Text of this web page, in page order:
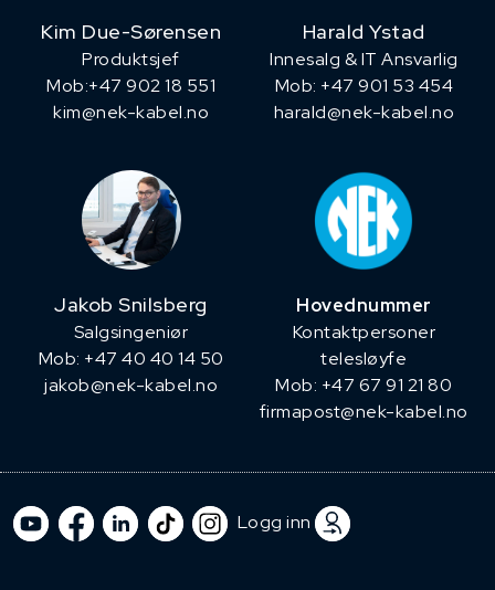
Kim Due-Sørensen
Produktsjef
​Mob:+47 902 18 551
kim@nek-kabel.no
Harald Ystad
Innesalg & IT Ansvarlig
Mob: +47 901 53 454
harald@nek-kabel.no
Jakob Snilsberg
​Salgsingeniør
Mob: +47 40 40 14 50
jakob@nek-kabel.no
Hovednummer
Kontaktpersoner
telesløyfe
Mob: +47 67 91 21 80
firmapost@nek-kabel.no
Logg inn